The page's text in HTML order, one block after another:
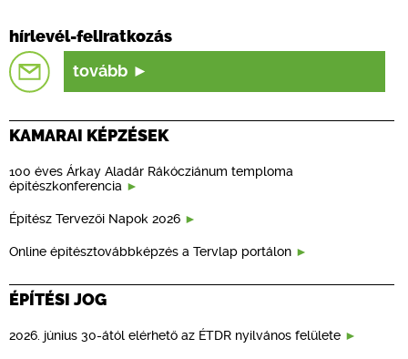
hírlevél-feliratkozás
tovább
KAMARAI KÉPZÉSEK
100 éves Árkay Aladár Rákócziánum temploma
építészkonferencia
Építész Tervezői Napok 2026
Online építésztovábbképzés a Tervlap portálon
ÉPÍTÉSI JOG
2026. június 30-ától elérhető az ÉTDR nyilvános felülete